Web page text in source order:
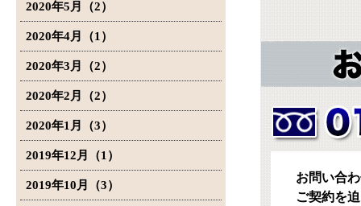
2020年5月（2）
2020年4月（1）
2020年3月（2）
2020年2月（2）
2020年1月（3）
2019年12月（1）
2019年10月（3）
お問い合
ご契約を